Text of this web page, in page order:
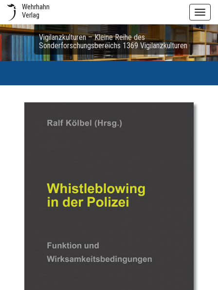
Wehrhahn
Verlag
Vigilanzkulturen – Kleine Reihe des
Sonderforschungsbereichs 1369 Vigilanzkulturen